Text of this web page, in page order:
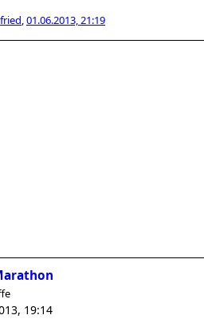
,01.06.2013, 21:19
19:14